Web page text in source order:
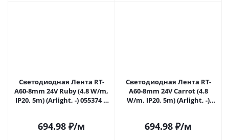
Светодиодная Лента RT-
A60-8mm 24V Ruby (4.8 W/m,
IP20, 5m) (Arlight, -) 055374 в
694.98 ₽/м
Светодиодная Лента RT-
A60-8mm 24V Carrot (4.8
W/m, IP20, 5m) (Arlight, -)
694.98 ₽/м